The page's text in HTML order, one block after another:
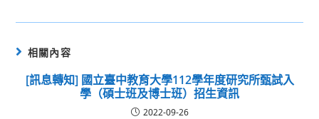
相關內容
[訊息轉知] 國立臺中教育大學112學年度研究所甄試入
學（碩士班及博士班）招生資訊
2022-09-26